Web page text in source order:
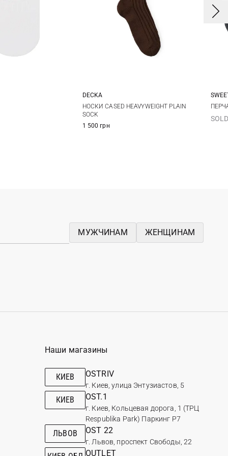
1 2
DECKA
НОСКИ CASED HEAVYWEIGHT PLAIN
SOCK
1 500 грн
МУЖЧИНАМ ЖЕНЩИНАМ
Наши магазины
КИЕВ OSTRIV
г. Киев, улица Энтузиастов, 5
КИЕВ OST.1
г. Киев, Кольцевая дорога, 1 (ТРЦ
Respublika Park) Паркинг Р7
ЛЬВОВ OST 22
г. Львов, проспект Свободы, 22
OUTLET